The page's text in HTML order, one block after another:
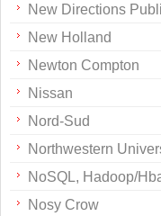
New Directions
New Holland
Newton Compton
Nissan
Nord-Sud
Northwestern
NoSQL, Hadoop/
Nosy Crow